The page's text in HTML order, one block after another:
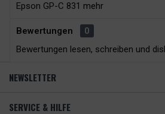
Epson GP-C 831 mehr
Bewertungen
0
Bewertungen lesen, schreiben und
NEWSLETTER
SERVICE & HILFE